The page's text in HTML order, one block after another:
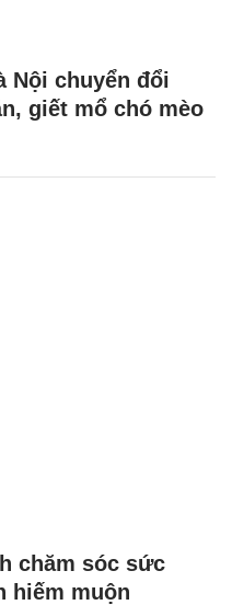
Nội chuyển đổi
giết mổ chó mèo
chăm sóc sức
hiếm muộn